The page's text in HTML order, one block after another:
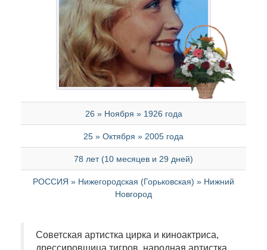
26 » Ноября » 1926 года
25 » Октября » 2005 года
78 лет (10 месяцев и 29 дней)
РОССИЯ » Нижегородская (Горьковская) » Нижний
Новгород
Советская артистка цирка и киноактриса,
дрессировщица тигров, народная артистка